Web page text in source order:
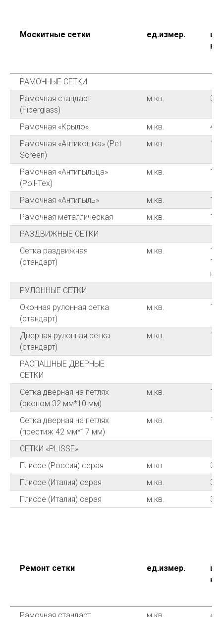
Москитные сетки ед.измер.
РАМОЧНЫЕ СЕТКИ
Рамочная стандарт
(Fiberglass)
м.кв.
Рамочная «Крыло» м.кв.
Рамочная «Антикошка» (Pet
Screen)
м.кв.
Рамочная «Антипыльца»
(Poll-Tex)
м.кв.
Рамочная «Антипыль» м.кв.
Рамочная металлическая
м.кв.
РАЗДВИЖНЫЕ СЕТКИ
Сетка раздвижная
(стандарт)
м.кв.
РУЛОННЫЕ СЕТКИ
Оконная рулонная сетка
(стандарт)
м.кв.
Дверная рулонная сетка
(стандарт)
м.кв.
РАСПАШНЫЕ ДВЕРНЫЕ
СЕТКИ
Сетка дверная на петлях
(эконом 32 мм*10 мм)
м.кв.
Сетка дверная на петлях
(престиж 42 мм*17 мм)
м.кв.
СЕТКИ «PLISSE»
Плиссе (Россия) серая
м.кв
Плиссе (Италия) серая
м.кв.
Плиссе (Италия) серая
м.кв.
Ремонт сетки ед.измер.